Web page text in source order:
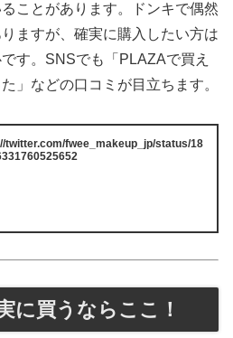
ことがあります。ドンキで偶然
ますが、確実に購入したい方は
す。SNSでも「PLAZAで買え
」などの口コミが目立ちます。
twitter.com/fwee_makeup_jp/status/18
に買うならここ！